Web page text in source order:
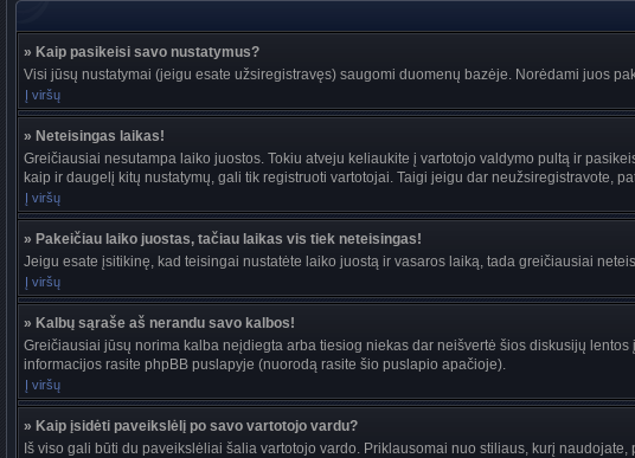
» Kaip pasikeisi savo nustatymus?
Visi jūsų nustatymai (jeigu esate užsiregistravęs) saugomi duomenų bazėje. Norėdami juos
Į viršų
» Neteisingas laikas!
Greičiausiai nesutampa laiko juostos. Tokiu atveju keliaukite į vartotojo valdymo pultą ir
kaip ir daugelį kitų nustatymų, gali tik registruoti vartotojai. Taigi jeigu dar neužsiregistravote,
Į viršų
» Pakeičiau laiko juostas, tačiau laikas vis tiek neteisingas!
Jeigu esate įsitikinę, kad teisingai nustatėte laiko juostą ir vasaros laiką, tada greičiausiai
Į viršų
» Kalbų sąraše aš nerandu savo kalbos!
Greičiausiai jūsų norima kalba neįdiegta arba tiesiog niekas dar neišvertė šios diskusijų
informacijos rasite phpBB puslapyje (nuorodą rasite šio puslapio apačioje).
Į viršų
» Kaip įsidėti paveikslėlį po savo vartotojo vardu?
Iš viso gali būti du paveikslėliai šalia vartotojo vardo. Priklausomai nuo stiliaus, kurį